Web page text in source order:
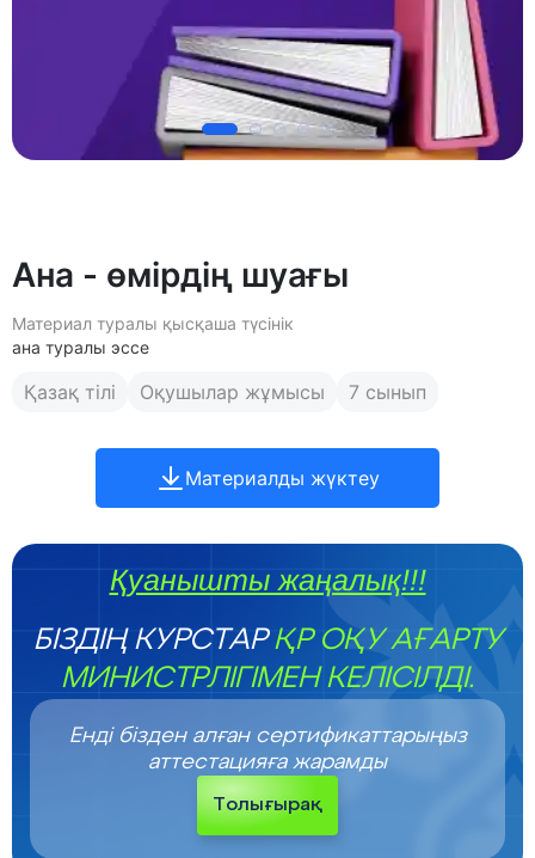
Ана - өмірдің шуағы
Материал туралы қысқаша түсінік
ана туралы эссе
Қазақ тілі Оқушылар жұмысы 7 сынып
Материалды жүктеу
Қуанышты жаңалық!!!
БІЗДІҢ КУРСТАРҚР ОҚУ АҒАРТУ
МИНИСТРЛІГІМЕН КЕЛІСІЛДІ.
Енді бізден алған сертификаттарыңыз
аттестацияға жарамды
Толығырақ